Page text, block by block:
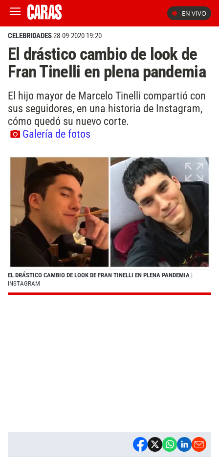
EN VIVO
CELEBRIDADES28-09-2020 19:20
El drástico cambio de look de
Fran Tinelli en plena pandemia
El hijo mayor de Marcelo Tinelli compartió con
sus seguidores, en una historia de Instagram,
cómo quedó su nuevo corte.
Galería de fotos
EL DRÁSTICO CAMBIO DE LOOK DE FRAN TINELLI EN PLENA PANDEMIA |
INSTAGRAM